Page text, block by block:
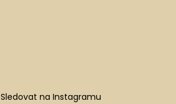
Sledovat na Instagramu